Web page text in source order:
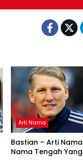
Arti Nama
Bastian – Arti
Nama Tengah